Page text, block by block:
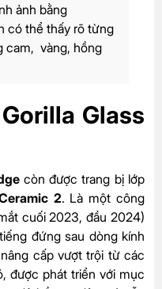
ảnh bằng
có thể thấy rõ từng
cam, vàng, hồng
Glass
còn được trang bị lớp
2. Là một công
cuối 2023, đầu 2024)
đứng sau dòng kính
cấp vượt trội từ các
được phát triển với mục